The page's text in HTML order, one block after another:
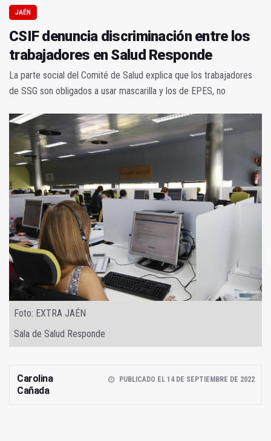
JAÉN
CSIF denuncia discriminación entre los
trabajadores en Salud Responde
La parte social del Comité de Salud explica que los trabajadores
de SSG son obligados a usar mascarilla y los de EPES, no
Foto: EXTRA JAÉN
Sala de Salud Responde
Carolina
Cañada
PUBLICADO EL 14 DE SEPTIEMBRE DE 2022